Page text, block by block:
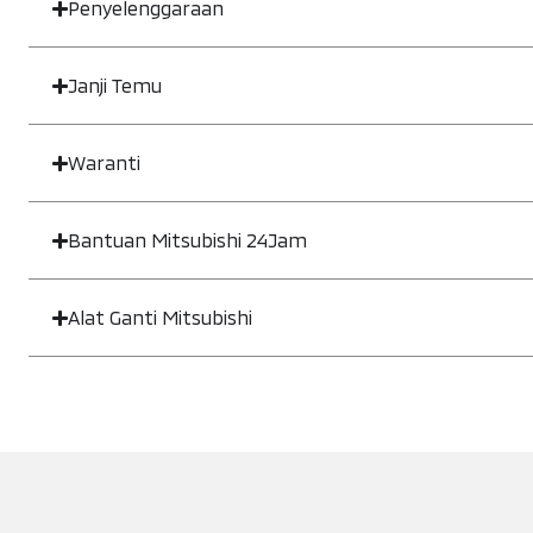
Penyelenggaraan
Janji Temu
Waranti
Bantuan Mitsubishi 24Jam
Alat Ganti Mitsubishi